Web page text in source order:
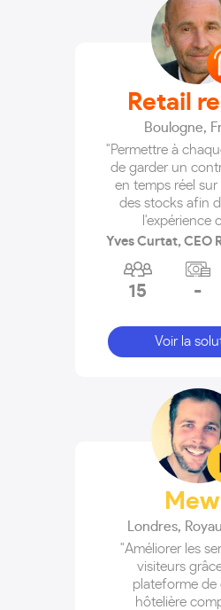
Retail
Boulogne,
"Permettre à
de garder un
en temps réel sur
des stocks afin
l'expérience
Yves Curtat, CEO
15 -
Voir la
Londres,
"Améliorer les
visiteurs
plateforme de
hôtelière